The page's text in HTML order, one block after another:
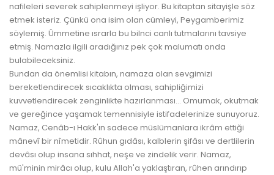
nafileleri severek sahiplenmeyi işliyor. Bu kitaptan sitayişle söz
etmek isteriz. Çünkü ona isim olan cümleyi, Peygamberimiz
söylemiş. Ümmetine ısrarla bu bilnci canlı tutmalarını tavsiye
etmiş. Namazla ilgili aradığınız pek çok malumatı onda
bulabileceksiniz.
Bundan da önemlisi kitabın, namaza olan sevgimizi
bereketlendirecek sıcaklıkta olması, sahipliğimizi
kuvvetlendirecek zenginlikte hazırlanması... Omumak, okutmak
ve gereğince yaşamak temennisiyle istifadelerinize sunuyoruz.
Namaz, Cenâb-ı Hakk'ın sadece müslümanlara ikrâm ettiği
mânevî bir nîmetidir. Rûhun gıdâsı, kalblerin şifâsı ve dertlilerin
devâsı olup insana sıhhat, neşe ve zindelik verir. Namaz,
mü'minin mirâcı olup, kulu Allah'a yaklaştıran, rûhen arındırıp